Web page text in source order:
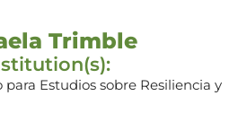
Trimble
Estudios sobre Resiliencia y